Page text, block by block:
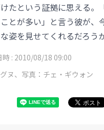
たという証拠に思える。
とが多い」と言う彼が、
姿を見せてくれるだろうか
: 2010/08/18 09:00
ヌ、写真：チェ・ギウォン